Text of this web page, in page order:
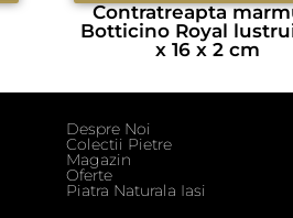
Contratreapta
Botticino Royal
x 16 x 2 cm
Despre Noi
Colectii Pietre
Magazin
Oferte
Piatra Naturala Iasi